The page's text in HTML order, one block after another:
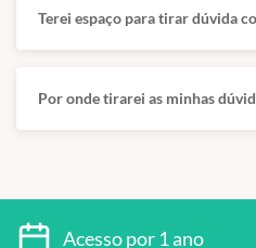
Terei espaço para tirar dúvida
Por onde tirarei as minhas
Acesso por 1 ano